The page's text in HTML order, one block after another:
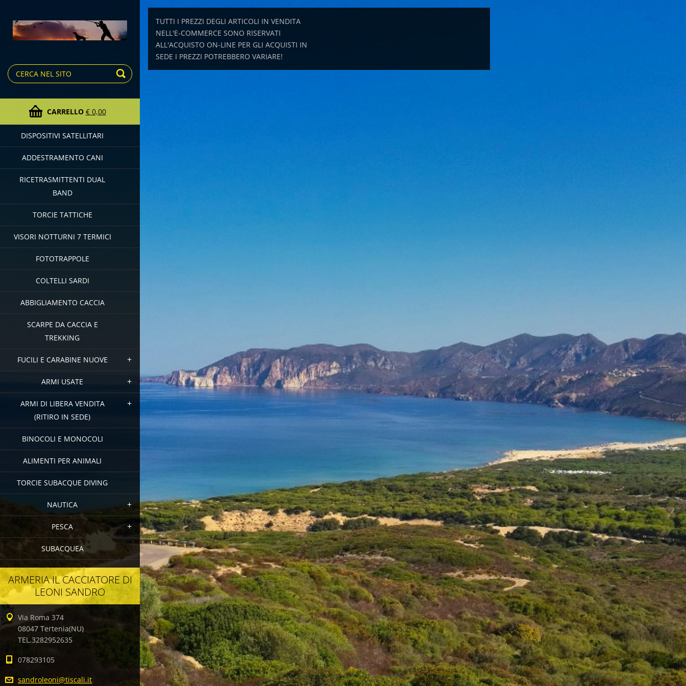
CARRELLO € 0,00
DISPOSITIVI SATELLITARI
ADDESTRAMENTO CANI
RICETRASMITTENTI DUAL
BAND
TORCIE TATTICHE
VISORI NOTTURNI 7 TERMICI
FOTOTRAPPOLE
COLTELLI SARDI
ABBIGLIAMENTO CACCIA
SCARPE DA CACCIA E
TREKKING
FUCILI E CARABINE NUOVE
ARMI USATE
ARMI DI LIBERA VENDITA
(RITIRO IN SEDE)
BINOCOLI E MONOCOLI
ALIMENTI PER ANIMALI
TORCIE SUBACQUE DIVING
NAUTICA
PESCA
SUBACQUEA
ARMERIA IL CACCIATORE DI
LEONI SANDRO
Via Roma 374
08047 Tertenia(NU)
TEL.3282952635
078293105
sandroleoni@tiscali.it
TUTTI I PREZZI DEGLI ARTICOLI IN VENDITA
NELL'E-COMMERCE SONO RISERVATI
ALL'ACQUISTO ON-LINE PER GLI ACQUISTI IN
SEDE I PREZZI POTREBBERO VARIARE!